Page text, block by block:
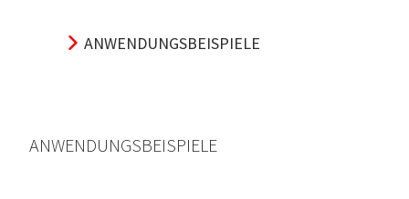
ANWENDUNGSBEISPIELE
ANWENDUNGSBEISPIELE